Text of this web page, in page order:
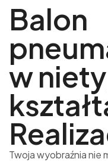
Balon
w
Twoja wyobraźnia nie